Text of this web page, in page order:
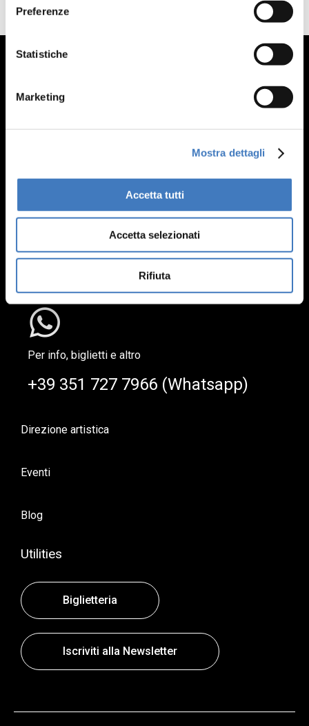
Preferenze
Statistiche
Marketing
Mostra dettagli
Accetta tutti
Accetta selezionati
Rifiuta
Arona Città Teatro
Via IV Novembre, 12 – 28041 Arona (NO)
Per info, biglietti e altro
+39 351 727 7966 (Whatsapp)
Direzione artistica
Eventi
Blog
Utilities
Biglietteria
Iscriviti alla Newsletter